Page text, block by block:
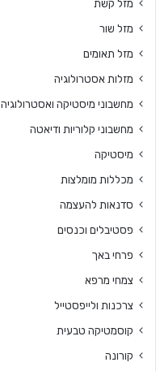
מזל קשת
מזל שור
מזל תאומים
מזלות אסטרולוגיה
מחשבוני מיסטיקה ואסטרולוגיה
מחשבוני קלוריות ודיאטה
מיסטיקה
מכללות מומלצות
סדנאות להעצמה
פסטיבלים וכנסים
פרחי באך
צמחי מרפא
צרכנות ולייפסטייל
קוסמטיקה טבעית
קורונה